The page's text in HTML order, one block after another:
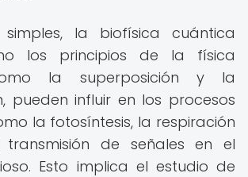
simples, la biofísica cuántica
los principios de la física
la superposición y la
pueden influir en los procesos
la fotosíntesis, la respiración
de señales en el
Esto implica el estudio de